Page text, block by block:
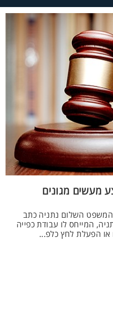
מעשים מגונים
המשפט השלום נתניה כתב
שמואל גרוס (74) מנתניה, המייחס לו עבודת כפייה
או הפעלת לחץ כלפ...